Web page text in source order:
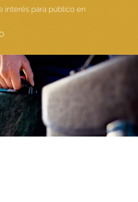
interés para público en